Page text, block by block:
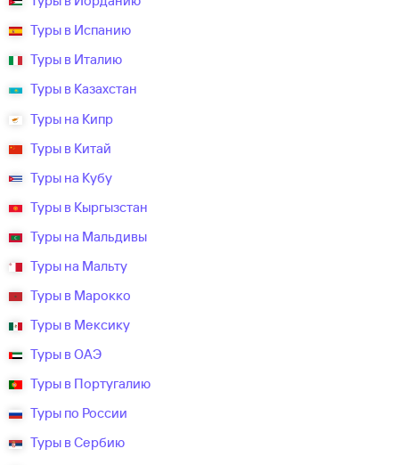
Туры в Испанию
Туры в Италию
Туры в Казахстан
Туры на Кипр
Туры в Китай
Туры на Кубу
Туры в Кыргызстан
Туры на Мальдивы
Туры на Мальту
Туры в Марокко
Туры в Мексику
Туры в ОАЭ
Туры в Португалию
Туры по России
Туры в Сербию